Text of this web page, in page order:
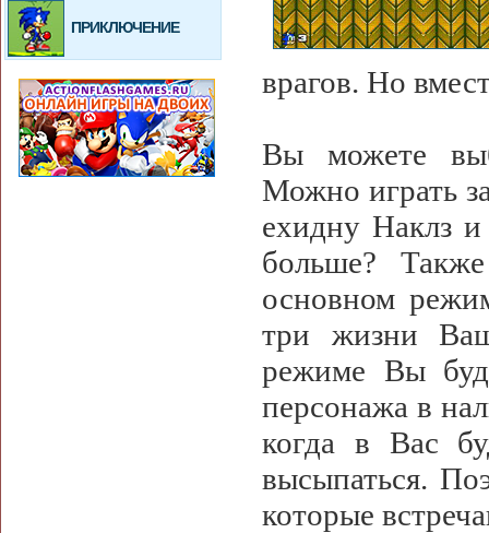
ПРИКЛЮЧЕНИЕ
врагов. Но
Вы можете
Можно играть
ехидну Наклз
больше?
основном
три жизни
режиме Вы
персонажа в
когда в Вас
высыпаться.
которые